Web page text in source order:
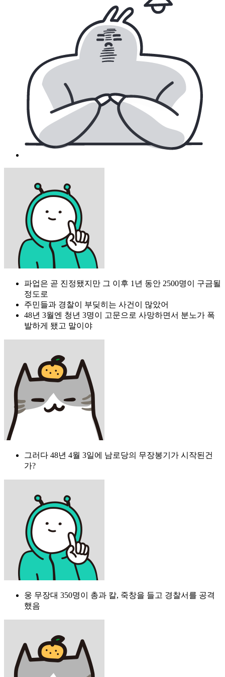
파업은 곧 진정됐지만 그 이후 1년 동안 2500명이 구금될
정도로
주민들과 경찰이 부딪히는 사건이 많았어
48년 3월엔 청년 3명이 고문으로 사망하면서 분노가 폭
발하게 됐고 말이야
그러다 48년 4월 3일에 남로당의 무장봉기가 시작된건
가?
웅 무장대 350명이 총과 칼, 죽창을 들고 경찰서를 공격
했음